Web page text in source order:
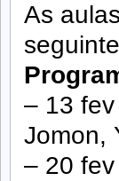
As
– 13
Jomon,
– 20